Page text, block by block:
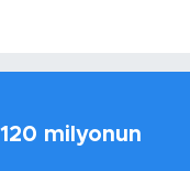
milyonun